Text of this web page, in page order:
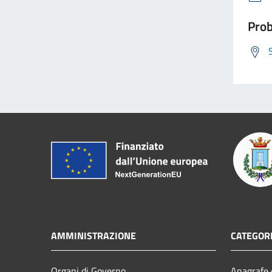
AMMINISTRAZIONE